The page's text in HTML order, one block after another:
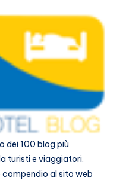
dei 100 blog più
turisti e viaggiatori.
al sito web